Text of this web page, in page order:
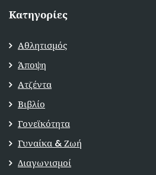
Κατηγορίες
Αθλητισμός
Άποψη
Ατζέντα
Βιβλίο
Γονεϊκότητα
Γυναίκα & Ζωή
Διαγωνισμοί